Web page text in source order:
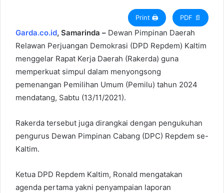
a
e
a
i
Print 🖨 PDF 📄
Garda.co.id, Samarinda – Dewan Pimpinan Daerah
Relawan Perjuangan Demokrasi (DPD Repdem) Kaltim
menggelar Rapat Kerja Daerah (Rakerda) guna
memperkuat simpul dalam menyongsong
pemenangan Pemilihan Umum (Pemilu) tahun 2024
mendatang, Sabtu (13/11/2021).
Rakerda tersebut juga dirangkai dengan pengukuhan
pengurus Dewan Pimpinan Cabang (DPC) Repdem se-
Kaltim.
Ketua DPD Repdem Kaltim, Ronald mengatakan
agenda pertama yakni penyampaian laporan